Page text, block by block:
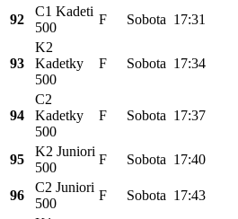
92
C1 Kadeti
500
F Sobota 17:31
93
K2
Kadetky
500
F Sobota 17:34
94
C2
Kadetky
500
F Sobota 17:37
95
K2 Juniori
500
F Sobota 17:40
96
C2 Juniori
500
F Sobota 17:43